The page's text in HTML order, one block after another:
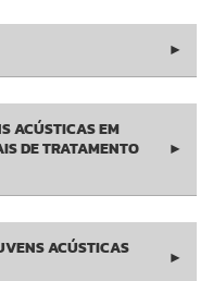
▶
ACÚSTICAS EM
DE TRATAMENTO
▶
ACÚSTICAS
▶